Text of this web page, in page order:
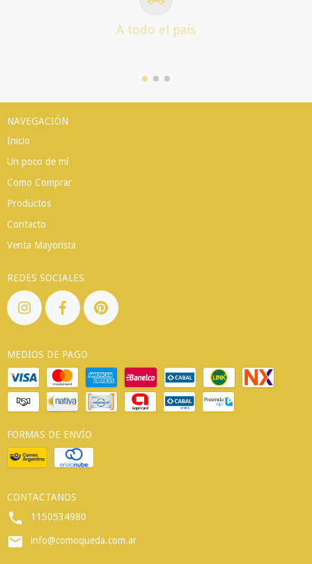
A todo el país
NAVEGACIÓN
Inicio
Un poco de mí
Como Comprar
Productos
Contacto
Venta Mayorista
REDES SOCIALES
MEDIOS DE PAGO
FORMAS DE ENVÍO
CONTACTANOS
1150534980
info@comoqueda.com.ar